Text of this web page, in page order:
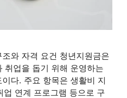
와 자격 요건 청년지원금은
취업을 돕기 위해 운영하는
다. 주요 항목은 생활비 지
업 연계 프로그램 등으로 구